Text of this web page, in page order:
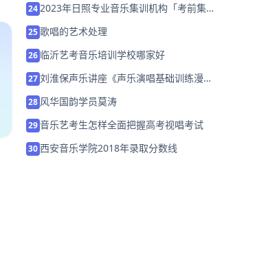
242023年日照专业音乐集训机构「考前集训
25歌唱的艺术处理
26 临沂艺考音乐培训学校哪家好
27刘淮保声乐讲座《声乐演唱基础训练漫
28 风华国韵学员莫涛
29音乐艺考生怎样全面把握高考视唱考试
30西安音乐学院2018年录取分数线